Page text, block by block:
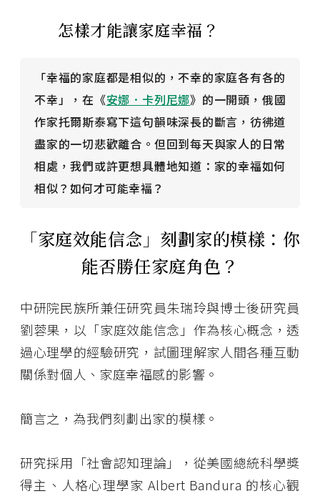
怎樣才能讓家庭幸福？
「幸福的家庭都是相似的，不幸的家庭各有各的
不幸」，在《安娜．卡列尼娜》的一開頭，俄國
作家托爾斯泰寫下這句韻味深長的斷言，彷彿道
盡家的一切悲歡離合。但回到每天與家人的日常
相處，我們或許更想具體地知道：家的幸福如何
相似？如何才可能幸褔？
「家庭效能信念」刻劃家的模樣：你
能否勝任家庭角色？
中研院民族所兼任研究員朱瑞玲與博士後研究員
劉蓉果，以「家庭效能信念」作為核心概念，透
過心理學的經驗研究，試圖理解家人間各種互動
關係對個人、家庭幸福感的影響。
簡言之，為我們刻劃出家的模樣。
研究採用「社會認知理論」，從美國總統科學獎
得主、人格心理學家 Albert Bandura 的核心觀